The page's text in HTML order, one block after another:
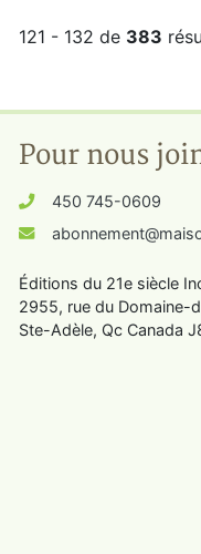
121 - 132 de 383
Pour nous
450 745-0609
Éditions du 21e siècle
2955, rue du Domaine-
Ste-Adèle, Qc Canada